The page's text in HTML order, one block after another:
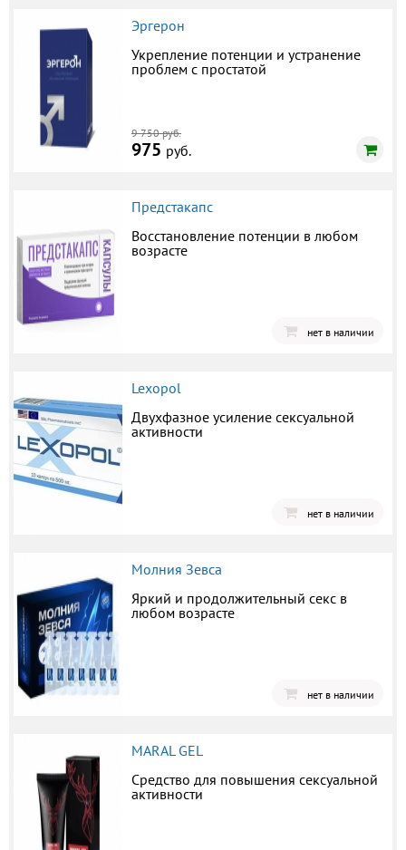
Эргерон
Укрепление потенции и устранение
проблем с простатой
9 750 руб.
975 руб.
Предстакапс
Восстановление потенции в любом
возрасте
нет в наличии
Lexopol
Двухфазное усиление сексуальной
активности
нет в наличии
Молния Зевса
Яркий и продолжительный секс в
любом возрасте
нет в наличии
MARAL GEL
Средство для повышения сексуальной
активности